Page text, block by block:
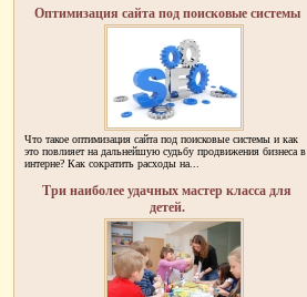
Оптимизация сайта под поисковые системы
Что такое оптимизация сайта под поисковые системы и как
это повлияет на дальнейшую судьбу продвижения бизнеса в
интерне? Как сократить расходы на...
Три наиболее удачных мастер класса для
детей.